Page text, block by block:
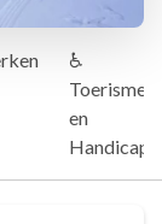
♿
Toerisme
en
Handicap